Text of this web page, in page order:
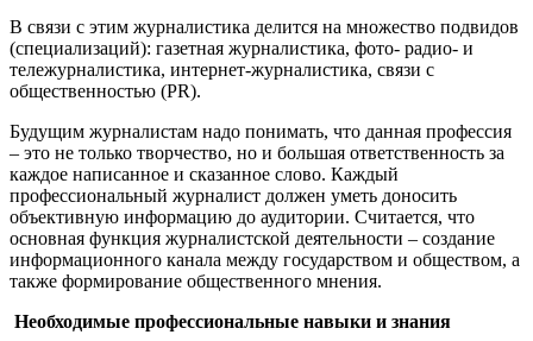
В связи с этим журналистика делится на множество подвидов
(специализаций): газетная журналистика, фото- радио- и
тележурналистика, интернет-журналистика, связи с
общественностью (PR).
Будущим журналистам надо понимать, что данная профессия
– это не только творчество, но и большая ответственность за
каждое написанное и сказанное слово. Каждый
профессиональный журналист должен уметь доносить
объективную информацию до аудитории. Считается, что
основная функция журналистской деятельности – создание
информационного канала между государством и обществом, а
также формирование общественного мнения.
Необходимые профессиональные навыки и знания